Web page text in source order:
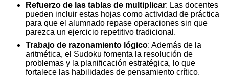
Refuerzo de las tablas de multiplicar: Las docentes
pueden incluir estas hojas como actividad de práctica
para que el alumnado repase operaciones sin que
parezca un ejercicio repetitivo tradicional.
Trabajo de razonamiento lógico: Además de la
aritmética, el Sudoku fomenta la resolución de
problemas y la planificación estratégica, lo que
fortalece las habilidades de pensamiento crítico.